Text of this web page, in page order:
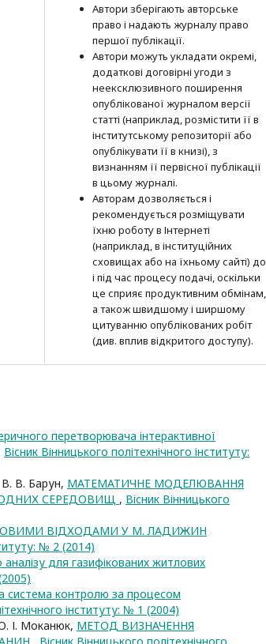
Автори зберігають авторське
право і надають журналу право
першої публі­кації.
Автори можуть укладати окремі,
додат­кові договірні угоди з
неексклюзив­ного поширення
опублікованої журналом версії
статті (наприклад, розмістити її в
інститутському репозиторії або
опубліку­вати її в книзі), з
визнанням її первісної публікації
в цьому журналі.
Авторам дозволяється і
рекомендується розміщувати
їхню роботу в Інтернеті
(наприклад, в інституційних
сховищах або на їхньому сайті) до
і під час процесу подачі, оскільки
це сприяє продуктивним обмінам,
а також швидшому і ширшому
цитуванню опубліко­ва­них робіт
(див. вплив відкритого доступу).
перетворювача інтерактивної
Вісник Вінницького політехнічного інституту:
В. Барун, МАТЕМАТИЧНЕ МОДЕЛЮВАННЯ
СЕРЕДОВИЩ , Вісник Вінницького
ВІДХОДАМИ У М. ЛАДИЖИН
№ 2 (2014)
для газифікованих житлових
система контролю за процесом
інституту: № 1 (2004)
І. Моканюк, МЕТОД ВИЗНАЧЕННЯ